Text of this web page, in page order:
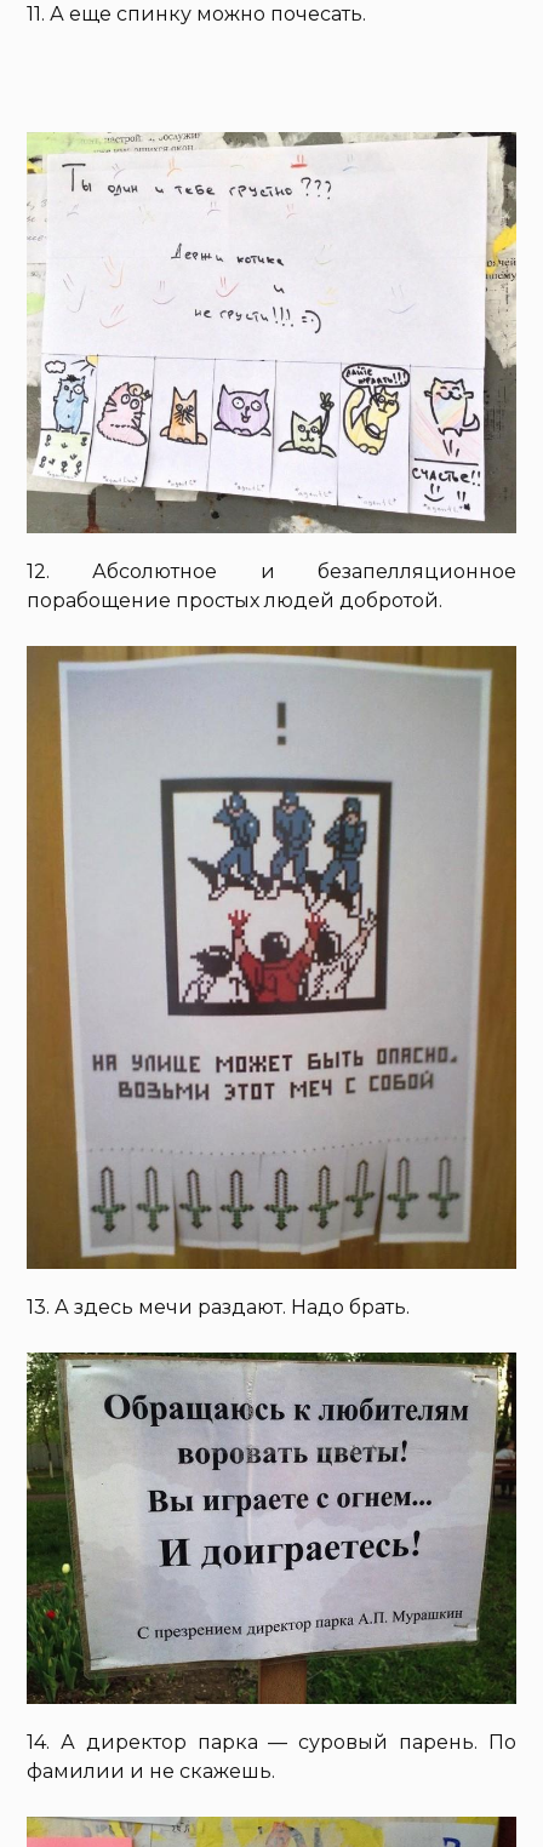
11. А еще спинку можно почесать.
12. Абсолютное и безапелляционное
порабощение простых людей добротой.
13. А здесь мечи раздают. Надо брать.
14. А директор парка — суровый парень. По
фамилии и не скажешь.